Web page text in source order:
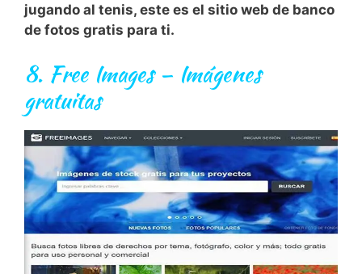
jugando al tenis, este es el sitio web de banco
de fotos gratis para ti.
8. Free Images – Imágenes
gratuitas